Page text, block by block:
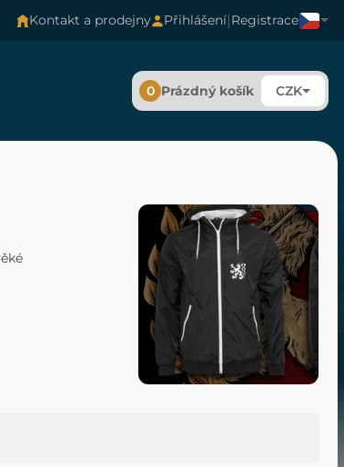
Kontakt a prodejny Přihlášení|Registrace
0 Prázdný košík CZK